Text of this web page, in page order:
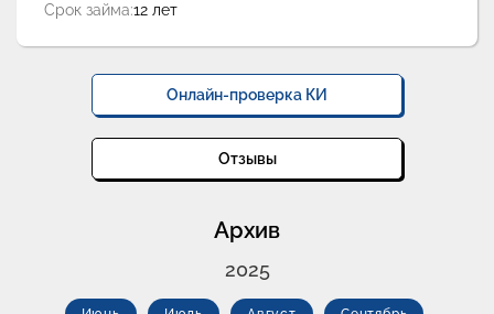
Срок займа:12 лет
Онлайн-проверка КИ
Отзывы
Архив
2025